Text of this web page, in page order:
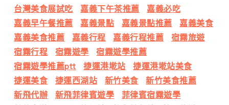
台灣美食展試吃
嘉義下午茶推薦
嘉義必吃
嘉義早午餐推薦
嘉義景點 嘉義景點推薦
嘉義美食
嘉義美食推薦
嘉義行程 嘉義行程推薦
宿霧旅遊
宿霧行程
宿霧遊學
宿霧遊學推薦
宿霧遊學推薦ptt
捷運港墘站
捷運港墘站美食
捷運美食
捷運西湖站 新竹美食
新竹美食推薦
新飛代辦
新飛菲律賓遊學
菲律賓宿霧遊學